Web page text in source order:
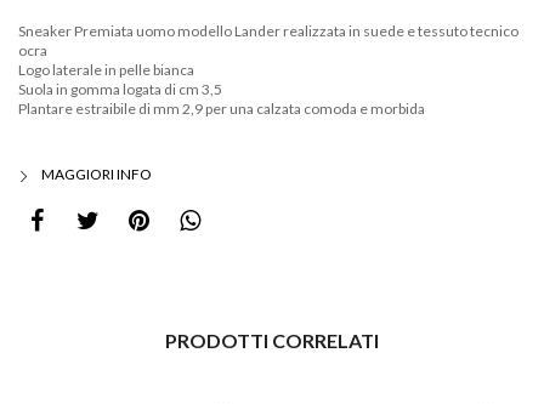
Sneaker Premiata uomo modello Lander realizzata in suede e tessuto tecnico
ocra
Logo laterale in pelle bianca
Suola in gomma logata di cm 3,5
Plantare estraibile di mm 2,9 per una calzata comoda e morbida
MAGGIORI INFO
PRODOTTI CORRELATI